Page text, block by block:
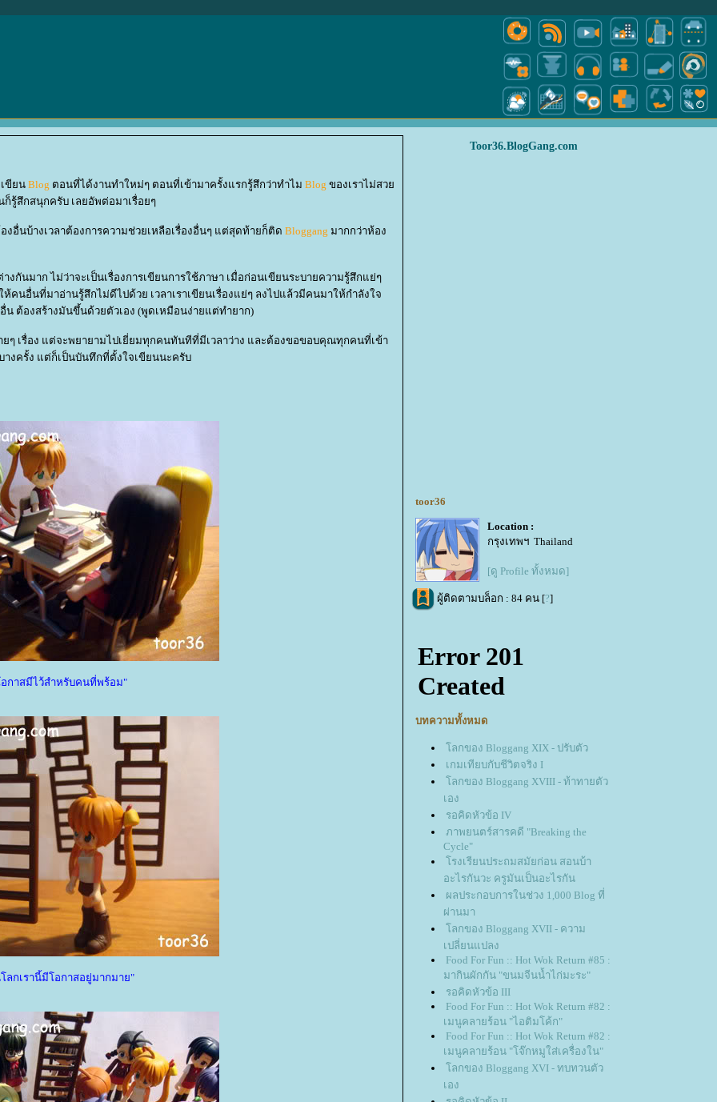
ขียน Blog ตอนที่ได้งานทำใหม่ๆ ตอนที่เข้ามาครั้งแรกรู้สึกว่าทำไม Blog ของเราไม่สว
รู้สึกสนุกครับ เลยอัพต่อมาเรื่อยๆ
อื่นบ้างเวลาต้องการความช่วยเหลือเรื่องอื่นๆ แต่สุดท้ายก็ติด Bloggang มากกว่าห้อง
นมาก ไม่ว่าจะเป็นเรื่องการเขียนการใช้ภาษา เมื่อก่อนเขียนระบายความรู้สึกแย่ๆ
นอื่นที่มาอ่านรู้สึกไม่ดีไปด้วย เวลาเราเขียนเรื่องแย่ๆ ลงไปแล้วมีคนมาให้กำลังใจ
ต้องสร้างมันขึ้นด้วยตัวเอง (พูดเหมือนง่ายแต่ทำยาก)
ๆ เรื่อง แต่จะพยายามไปเยี่ยมทุกคนทันทีที่มีเวลาว่าง และต้องขอขอบคุณทุกคนที่เข้า
งครั้ง แต่ก็เป็นบันทึกที่ตั้งใจเขียนนะครับ
กาสมีไว้สำหรับคนที่พร้อม"
ลกเรานี้มีโอกาสอยู่มากมาย"
Toor36.BlogGang.com
toor36
Location :
กรุงเทพฯ Thailand
[ดู Profile ทั้งหมด]
ผู้ติดตามบล็อก : 84 คน [?]
บทความทั้งหมด
ลกของ Bloggang XIX - ปรับตัว
เกมเทียบกับชีวิตจริง I
ลกของ Bloggang XVIII - ท้าทายตัว
เอง
รอคิดหัวข้อ IV
ภาพยนตร์สารคดี "Breaking the
Cycle"
รงเรียนประถมสมัยก่อน สอนบ้า
อะไรกันวะ ครูมันเป็นอะไรกัน
ผลประกอบการในช่วง 1,000 Blog ที่
ผ่านมา
ลกของ Bloggang XVII - ความ
เปลี่ยนแปลง
Food For Fun :: Hot Wok Return #85 :
มากินผักกัน "ขนมจีนน้ำไก่มะระ"
รอคิดหัวข้อ III
Food For Fun :: Hot Wok Return #82 :
เมนูคลายร้อน "ไอติมโค้ก"
Food For Fun :: Hot Wok Return #82 :
เมนูคลายร้อน "โจ๊กหมูใส่เครื่องใน"
ลกของ Bloggang XVI - ทบทวนตัว
เอง